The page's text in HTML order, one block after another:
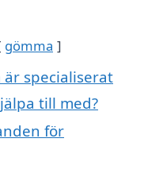
gömma
specialiserat
till med?
för